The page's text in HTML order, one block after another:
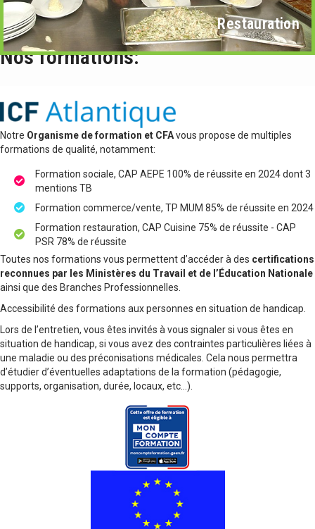
Restauration
Nos formations:
Notre Organisme de formation et CFAvous propose de multiples
formations de qualité, notamment:
Formation sociale, CAP AEPE 100% de réussite en 2024 dont 3
mentions TB
Formation commerce/vente, TP MUM 85% de réussite en 2024
Formation restauration, CAP Cuisine 75% de réussite - CAP
PSR 78% de réussite
Toutes nos formations vous permettent d’accéder à des certifications
reconnues par les Ministères du Travail et de l’Éducation Nationale
ainsi que des Branches Professionnelles.
Accessibilité des formations aux personnes en situation de handicap.
Lors de l’entretien, vous êtes invités à vous signaler si vous êtes en
situation de handicap, si vous avez des contraintes particulières liées à
une maladie ou des préconisations médicales. Cela nous permettra
d’étudier d’éventuelles adaptations de la formation (pédagogie,
supports, organisation, durée, locaux, etc…).